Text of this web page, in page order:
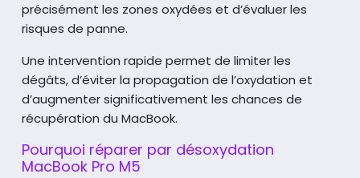
précisément les zones oxydées et d’évaluer les
risques de panne.
Une intervention rapide permet de limiter les
dégâts, d’éviter la propagation de l’oxydation et
d’augmenter significativement les chances de
récupération du MacBook.
Pourquoi réparer par désoxydation
MacBook Pro M5